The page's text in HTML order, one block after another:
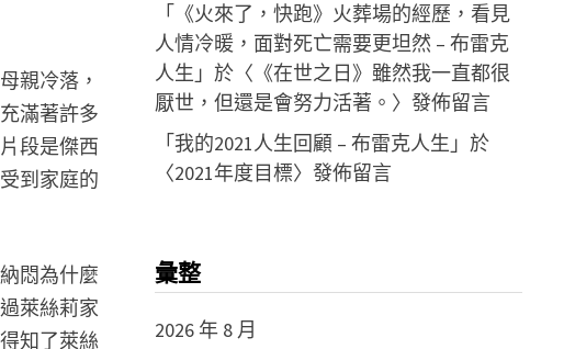
親冷落，
滿著許多
段是傑西
到家庭的
悶為什麼
萊絲莉家
知了萊絲
「 《火來了，快跑》火葬場的經歷，看見
人情冷暖，面對死亡需要更坦然 – 布雷克
人生 」於〈 《在世之日》雖然我一直都很
厭世，但還是會努力活著。 〉發佈留言
「我的2021人生回顧 – 布雷克人生 」於
〈2021年度目標〉發佈留言
彙整
2026 年 8 月